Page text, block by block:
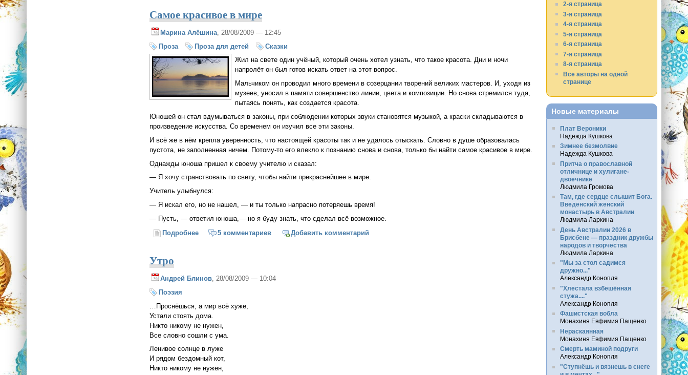
Самое красивое в мире
Марина Алёшина , 28/08/2009 — 12:45
Проза
Проза для детей
Сказки
Жил на свете один учёный, который очень хотел узнать, что такое красота. Дни и ночи
напролёт он был готов искать ответ на этот вопрос.
Мальчиком он проводил много времени в созерцании творений великих мастеров. И, уходя из
музеев, уносил в памяти совершенство линии, цвета и композиции. Но снова стремился туда,
пытаясь понять, как создается красота.
Юношей он стал вдумываться в законы, при соблюдении которых звуки становятся музыкой, а краски складываются в
произведение искусства. Со временем он изучил все эти законы.
И всё же в нём крепла уверенность, что настоящей красоты так и не удалось отыскать. Словно в душе образовалась
пустота, не заполненная ничем. Потому-то его влекло к познанию снова и снова, только бы найти самое красивое в мире.
Однажды юноша пришел к своему учителю и сказал:
— Я хочу странствовать по свету, чтобы найти прекраснейшее в мире.
Учитель улыбнулся:
— Я искал его, но не нашел, — и ты только напрасно потеряешь время!
— Пусть, — ответил юноша,— но я буду знать, что сделал всё возможное.
Подробнеео Самое красивое в мире
5 комментариев Добавить комментарий
Утро
Андрей Блинов, 28/08/2009 — 10:04
Поэзия
…Проснёшься, а мир всё хуже,
Устали стоять дома.
Никто никому не нужен,
Все словно сошли с ума.
Ленивое солнце в луже
И рядом бездомный кот,
Никто никому не нужен,
2-я страница
3-я страница
4-я страница
5-я страница
6-я страница
7-я страница
8-я страница
Все авторы на одной
странице
Новые материалы
Плат Вероники
Надежда Кушкова
Зимнее безмолвие
Надежда Кушкова
Притча о православной
отличнице и хулигане-
двоечнике
Людмила Громова
Там, где сердце слышит Бога.
Введенский женский
монастырь в Австралии
Людмила Ларкина
День Австралии 2026 в
Брисбене — праздник дружбы
народов и творчества
Людмила Ларкина
"Мы за стол садимся
дружно..."
Александр Конопля
"Хлестала взбешённая
стужа...."
Александр Конопля
Фашистская вобла
Монахиня Евфимия Пащенко
Нераскаянная
Монахиня Евфимия Пащенко
Смерть маминой подруги
Александр Конопля
"Ступнёшь и вязнешь в снеге